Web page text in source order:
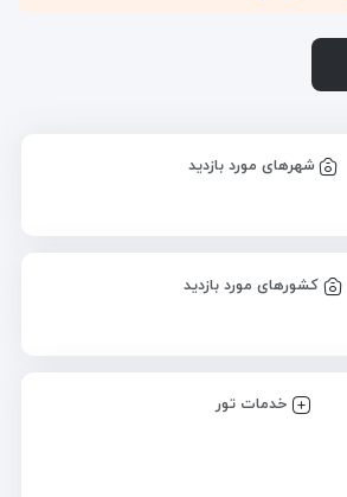
شهرهای مورد بازدید
کشورهای مورد بازدید
خدمات تور